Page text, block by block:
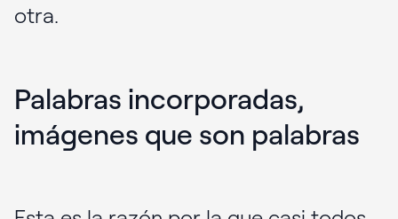
otra.
Palabras incorporadas,
imágenes que son palabras